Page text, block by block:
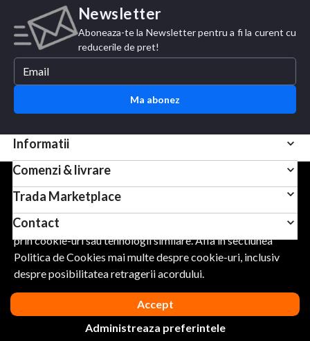
Newsletter
Aboneaza-te la Newsletter pentru a fi la curent cu
reducerile de pret!
Ma abonez
Informatii
Comenzi & livrare
Trada Marketplace
Contact
URMARESTE-NE
Pentru scopuri precum afisarea de continut personalizat,
folosim module cookie sau tehnologii similare. Apasand
Accept, esti de acord sa permiti colectarea de informatii
prin cookie-uri sau tehnologii similare. Afla in sectiunea
Politica de Cookies mai multe despre cookie-uri, inclusiv
despre posibilitatea retragerii acordului.
Accept
Administreaza preferintele